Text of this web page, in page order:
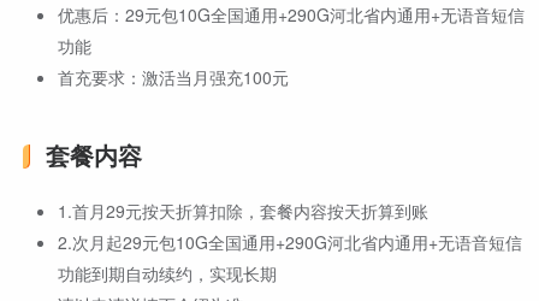
优惠后：29元包10G全国通用+290G河北省内通用+无语音短信
功能
首充要求：激活当月强充100元
套餐内容
1.首月29元按天折算扣除，套餐内容按天折算到账
2.次月起29元包10G全国通用+290G河北省内通用+无语音短信
功能到期自动续约，实现长期